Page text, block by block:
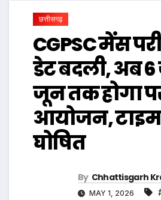
छत्तीसगढ़
CGPSC मेंस
डेट बदली, अब
जून तक होगा
आयोजन,
घोषित
By Chhattisgarh
MAY 1, 2026